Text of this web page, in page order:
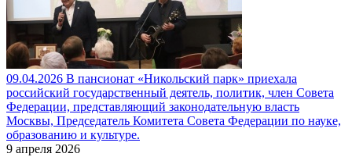
09.04.2026 В пансионат «Никольский парк» приехала
российский государственный деятель, политик, член Совета
Федерации, представляющий законодательную власть
Москвы, Председатель Комитета Совета Федерации по науке,
образованию и культуре.
9 апреля 2026